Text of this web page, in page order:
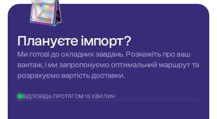
Плануєтеімпорт?
Ми готові до складних завдань. Розкажіть про ваш
вантаж, і ми запропонуємо оптимальний маршрут та
розрахуємо вартість доставки.
ВІДПОВІДЬ ПРОТЯГОМ 15 ХВИЛИН